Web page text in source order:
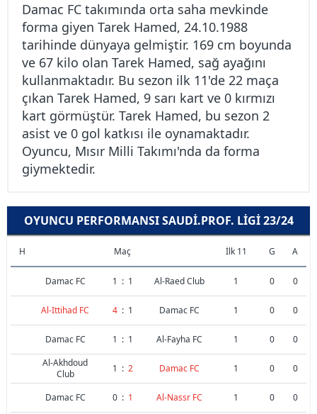
Damac FC takımında orta saha mevkinde
forma giyen Tarek Hamed, 24.10.1988
tarihinde dünyaya gelmiştir. 169 cm boyunda
ve 67 kilo olan Tarek Hamed, sağ ayağını
kullanmaktadır. Bu sezon ilk 11'de 22 maça
çıkan Tarek Hamed, 9 sarı kart ve 0 kırmızı
kart görmüştür. Tarek Hamed, bu sezon 2
asist ve 0 gol katkısı ile oynamaktadır.
Oyuncu, Mısır Milli Takımı'nda da forma
giymektedir.
OYUNCU PERFORMANSI SAUDI.PROF. LIGI 23/24
H Maç İlk 11 G A
Damac FC 1 : 1 Al-Raed Club 1 0 0
Al-Ittihad FC 4 : 1 Damac FC 1 0 0
Damac FC 1 : 1 Al-Fayha FC 1 0
0
Al-Akhdoud
Club
1 : 2 Damac FC 1 0 0
Damac FC 0 : 1 Al-Nassr FC 1 0 0